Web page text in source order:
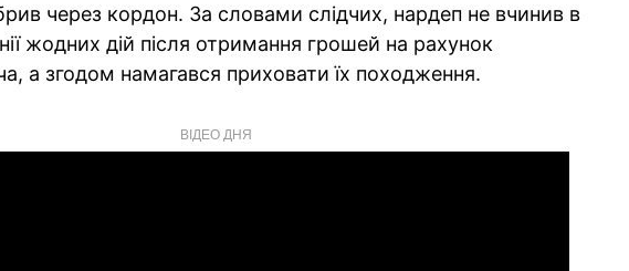
через кордон. За словами слідчих, нардеп не вчинив в
жодних дій після отримання грошей на рахунок
а згодом намагався приховати їх походження.
ВІДЕО ДНЯ